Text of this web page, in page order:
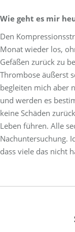
Wie geht es mir
Den
Monat wieder los,
Gefäßen zurück zu
Thrombose äußerst
begleiten mich aber
und werden es
keine Schäden
Leben führen. Alle
Nachuntersuchung.
dass viele das nicht